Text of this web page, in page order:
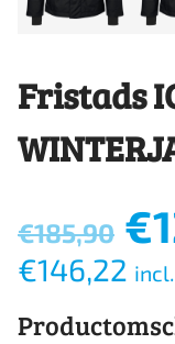
Fristads
€185,90 €
€146,22